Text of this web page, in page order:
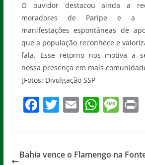
O ouvidor destacou ainda a
moradores de Paripe e a
manifestações espontâneas de
que a população reconhece e
fala. Esse retorno nos motiva a
nossa presença em mais
[Fotos: Divulgação SSP
F
e
T
er
E
l
W
s
M
a
Pr
Bahia vence o Flamengo na